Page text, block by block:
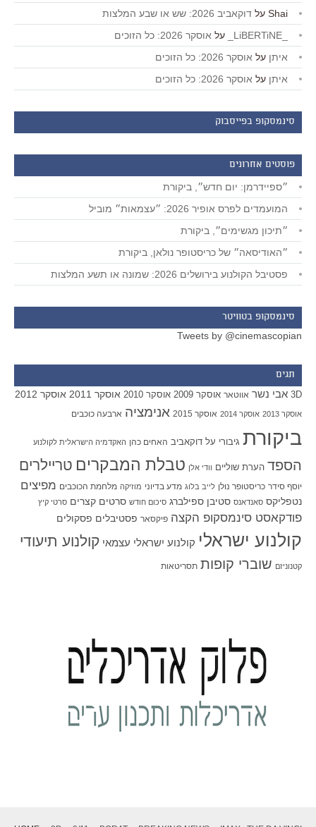
Shai על דוקאביב 2026: שש או שבע המלצות
על אוסקר 2026: כל הזוכים
איתן על אוסקר 2026: כל הזוכים
איתן על אוסקר 2026: כל הזוכים
סינמסקופ בפייסבוק
פוסטים אחרונים
״ספיידרמן: יום חדש״, ביקורת
המועמדים לפרס אופיר 2026: ״עצמאות״ מוביל
״תיכון מגשימים״, ביקורת
״האודיסאה״ של כריסטופר נולאן, ביקורת
פסטיבל הקולנוע בירושלים 2026: שמונה או תשע המלצות
סינמסקופ בטוויטר
Tweets by @cinemascopian
תגים
3D אבי נשר אווטאר אוסקר 2009 אוסקר 2010 אוסקר 2011 אוסקר 2012
אוסקר 2013 אוסקר 2014 אוסקר 2015 אנימציה ארבעה כוכבים
ביקורת גיבורי על דוקאביב האחים כהן האקדמיה הישראלית לקולנוע
הספד הערת שוליים וודי אלן טבלת המבקרים טריילרים
יוסף סידר כריסטופר נולן לייב בלוג מדע בדיוני מוזיקה מלחמת הכוכבים מפיצים
נטפליקס סאנדאנס סטיבן ספילברג סיכום חודש סרטים קצרים סרטי קיץ
פודקאסט סינמסקופ הקצה פיקסאר פסטיבלים פסקולים
קולנוע ישראלי קולנוע ישראלי עצמאי קולנוע תיעודי
קטנוניזם שוברי קופות תסריטאות